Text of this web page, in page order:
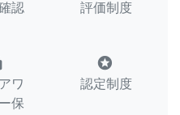
認 評価制度
ワ
保
stars
認定制度